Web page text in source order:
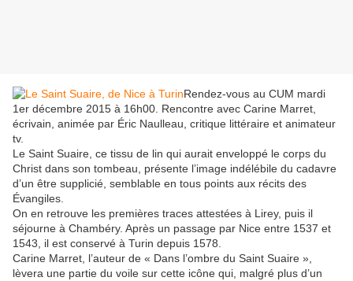
Rendez-vous au CUM mardi
1er décembre 2015 à 16h00. Rencontre avec Carine Marret,
écrivain, animée par Éric Naulleau, critique littéraire et animateur
tv.
Le Saint Suaire, ce tissu de lin qui aurait enveloppé le corps du
Christ dans son tombeau, présente l’image indélébile du cadavre
d’un être supplicié, semblable en tous points aux récits des
Évangiles.
On en retrouve les premières traces attestées à Lirey, puis il
séjourne à Chambéry. Après un passage par Nice entre 1537 et
1543, il est conservé à Turin depuis 1578.
Carine Marret, l’auteur de « Dans l’ombre du Saint Suaire »,
lèvera une partie du voile sur cette icône qui, malgré plus d’un